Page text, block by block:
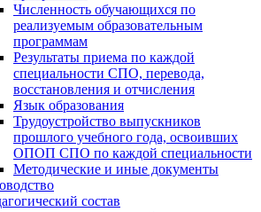
Численность обучающихся по
реализуемым образовательным
программам
Результаты приема по каждой
специальности СПО, перевода,
восстановления и отчисления
Язык образования
Трудоустройство выпускников
прошлого учебного года, освоивших
ОПОП СПО по каждой специальности
Методические и иные документы
состав